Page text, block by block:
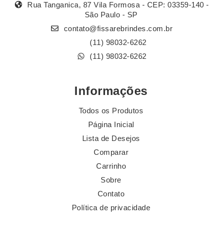
Rua Tanganica, 87 Vila Formosa - CEP: 03359-140 -
São Paulo - SP
contato@fissarebrindes.com.br
(11) 98032-6262
(11) 98032-6262
Informações
Todos os Produtos
Página Inicial
Lista de Desejos
Comparar
Carrinho
Sobre
Contato
Política de privacidade